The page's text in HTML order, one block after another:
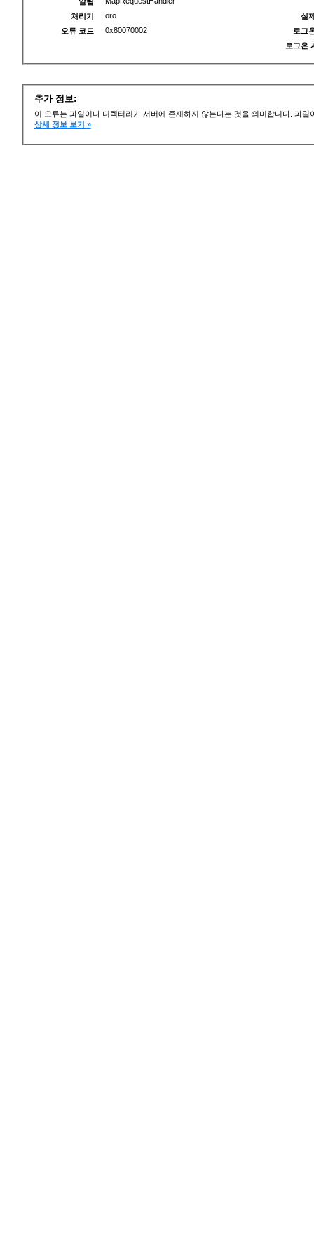
처리기
oro
오류 코드
0x80070002
실
로그
로그온
추가 정보:
이 오류는 파일이나 디렉터리가 서버에 존재하지 않는다는 것을 의미합니다. 파
상세 정보 보기 »